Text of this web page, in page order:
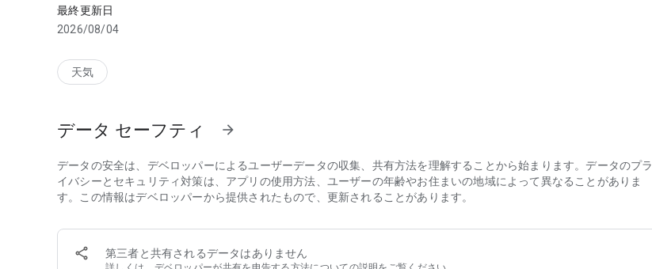
・市町村ごとの1時間ごとの天気予報（てんきよほう）（施設名でも検索OK）
・週間予報よりも長い10日間天気予報：天候・降水確率・気温を6時間単位で確認
・アメダスによる現在地の気温・降水量・風向・風速をリアルタイムで確認
・お役立ち生活指数をアイコンからワンタップで確認、最大5つまでカスタマイズ可能
【冬季】水道凍結・うるおいなど
【地震・台風・防災情報】
・地震速報・津波情報・警報注意報をプッシュ通知で即時お届け
・台風進路情報をリアルタイムで更新。台風の発生予測から進路まで随時アップデート
・いのちを守る防災診断：自宅周辺のハザードマップで防災危険度を事前確認
・防災画面で自宅付近の天気・雨雲・災害情報を一覧確認
最終更新日
2026/08/04
天気
データ セーフティ arrow_forward
データの安全は、デベロッパーによるユーザーデータの収集、共有方法を理解することから始まります。データのプラ
イバシーとセキュリティ対策は、アプリの使用方法、ユーザーの年齢やお住まいの地域によって異なることがありま
す。この情報はデベロッパーから提供されたもので、更新されることがあります。
第三者と共有されるデータはありません